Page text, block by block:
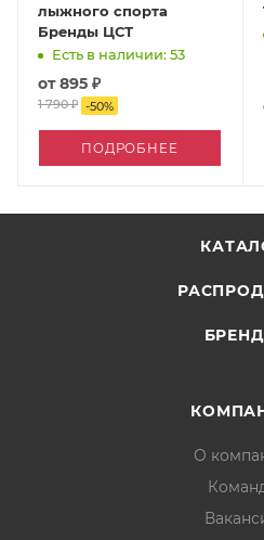
лыжного спорта
Бренды ЦСТ
Есть в наличии: 53
от895 ₽
1 790 ₽ -50%
ПОДРОБНЕЕ
О